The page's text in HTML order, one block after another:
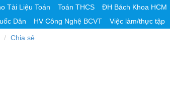
Tài Liệu Toán Toán THCS ĐH Bách Khoa HCM
Dân
HV Công Nghệ BCVT Việc làm/thực tập
Chia sẻ